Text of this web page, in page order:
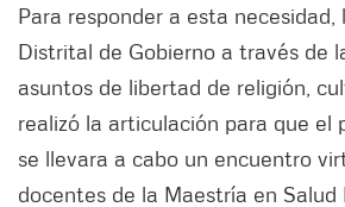
Para responder a esta necesidad,
Distrital de Gobierno a través de
asuntos de libertad de religión,
realizó la articulación para que el
se llevara a cabo un encuentro
docentes de la Maestría en Salud